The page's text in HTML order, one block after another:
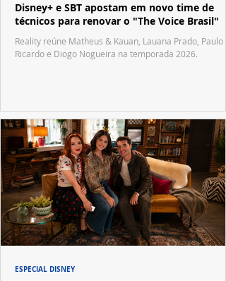
Disney+ e SBT apostam em novo time de
técnicos para renovar o "The Voice Brasil"
Reality reúne Matheus & Kauan, Lauana Prado, Paulo
Ricardo e Diogo Nogueira na temporada 2026.
ESPECIAL DISNEY